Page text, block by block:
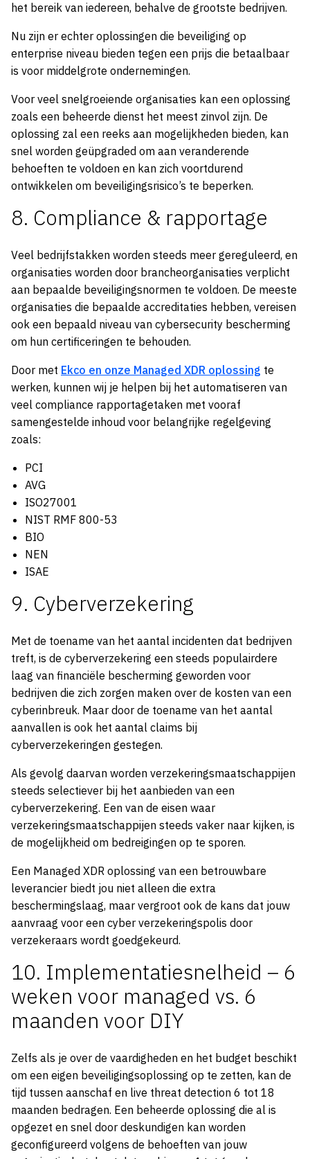
het bereik van iedereen, behalve de grootste bedrijven.
Nu zijn er echter oplossingen die beveiliging op
enterprise niveau bieden tegen een prijs die betaalbaar
is voor middelgrote ondernemingen.
Voor veel snelgroeiende organisaties kan een oplossing
zoals een beheerde dienst het meest zinvol zijn. De
oplossing zal een reeks aan mogelijkheden bieden, kan
snel worden geüpgraded om aan veranderende
behoeften te voldoen en kan zich voortdurend
ontwikkelen om beveiligingsrisico’s te beperken.
8. Compliance & rapportage
Veel bedrijfstakken worden steeds meer gereguleerd, en
organisaties worden door brancheorganisaties verplicht
aan bepaalde beveiligingsnormen te voldoen. De meeste
organisaties die bepaalde accreditaties hebben, vereisen
ook een bepaald niveau van cybersecurity bescherming
om hun certificeringen te behouden.
Door met Ekco en onze Managed XDR oplossing te
werken, kunnen wij je helpen bij het automatiseren van
veel compliance rapportagetaken met vooraf
samengestelde inhoud voor belangrijke regelgeving
zoals:
PCI
AVG
ISO27001
NIST RMF 800-53
BIO
NEN
ISAE
9. Cyberverzekering
Met de toename van het aantal incidenten dat bedrijven
treft, is de cyberverzekering een steeds populairdere
laag van financiële bescherming geworden voor
bedrijven die zich zorgen maken over de kosten van een
cyberinbreuk. Maar door de toename van het aantal
aanvallen is ook het aantal claims bij
cyberverzekeringen gestegen.
Als gevolg daarvan worden verzekeringsmaatschappijen
steeds selectiever bij het aanbieden van een
cyberverzekering. Een van de eisen waar
verzekeringsmaatschappijen steeds vaker naar kijken, is
de mogelijkheid om bedreigingen op te sporen.
Een Managed XDR oplossing van een betrouwbare
leverancier biedt jou niet alleen die extra
beschermingslaag, maar vergroot ook de kans dat jouw
aanvraag voor een cyber verzekeringspolis door
verzekeraars wordt goedgekeurd.
10. Implementatiesnelheid – 6
weken voor managed vs. 6
maanden voor DIY
Zelfs als je over de vaardigheden en het budget beschikt
om een eigen beveiligingsoplossing op te zetten, kan de
tijd tussen aanschaf en live threat detection 6 tot 18
maanden bedragen. Een beheerde oplossing die al is
opgezet en snel door deskundigen kan worden
geconfigureerd volgens de behoeften van jouw